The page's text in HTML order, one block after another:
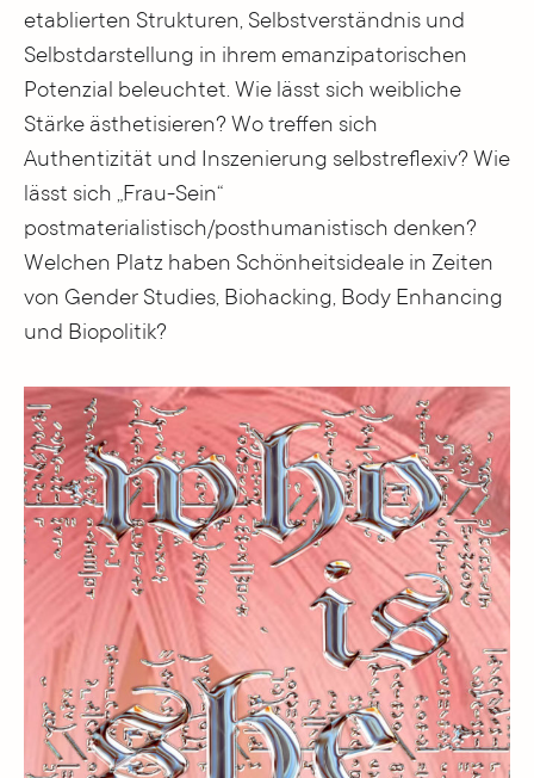
etablierten Strukturen, Selbstverständnis und
Selbstdarstellung in ihrem emanzipatorischen
Potenzial beleuchtet. Wie lässt sich weibliche
Stärke ästhetisieren? Wo treffen sich
Authentizität und Inszenierung selbstreflexiv? Wie
lässt sich „Frau-Sein“
postmaterialistisch/posthumanistisch denken?
Welchen Platz haben Schönheitsideale in Zeiten
von Gender Studies, Biohacking, Body Enhancing
und Biopolitik?